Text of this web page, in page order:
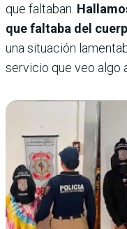
que faltaban.
que faltaba del
una situación
servicio que veo algo